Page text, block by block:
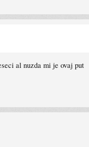
al nuzda mi je ovaj put